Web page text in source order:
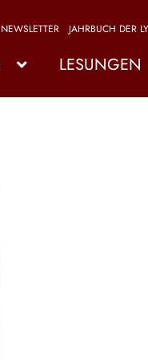
NEWSLETTER JAHRBUCH DER
LESUNGEN